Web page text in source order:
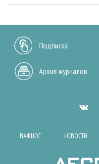
Подписка
Архив журналов
ВАЖНОЕ НОВОСТИ